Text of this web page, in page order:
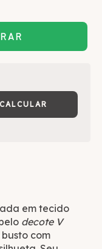
CALCULAR
em tecido
decote V
com